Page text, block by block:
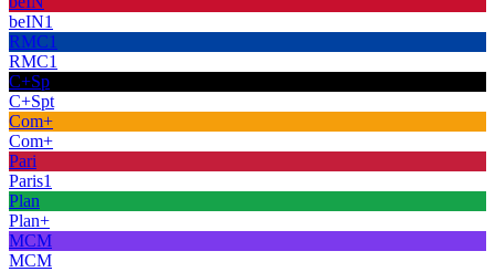
beIN1
RMC1
RMC1
C+Sp
C+Spt
Com+
Com+
Pari
Paris1
Plan
Plan+
MCM
MCM